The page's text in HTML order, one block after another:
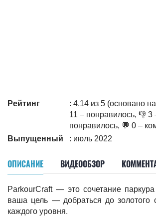
Рейтинг
: 4,14 из 5 (основано
11 – понравилось, 👎 3
понравилось, 💬 0 –
Выпущенный
: июль 2022
ОПИСАНИЕ ВИДЕООБЗОР
ParkourCraft — это сочетание
ваша цель — добраться до золотого
каждого уровня.